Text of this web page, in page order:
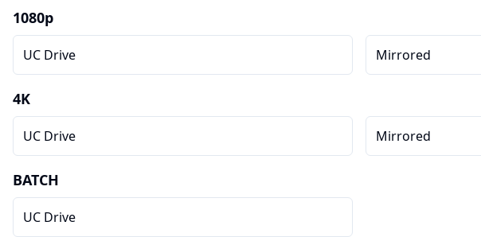
1080p
UC Drive Mirrored
4K
UC Drive Mirrored
BATCH
UC Drive